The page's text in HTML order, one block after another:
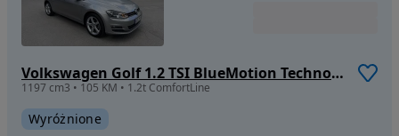
Volkswagen Golf 1.2 TSI BlueMotion Technology Comfortline
1197 cm3 • 105 KM • 1.2t ComfortLine
Wyróżnione